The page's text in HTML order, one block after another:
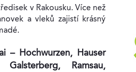
v Rakousku. Více než
a vleků zajistí krásný
– Hochwurzen, Hauser
Ramsau,